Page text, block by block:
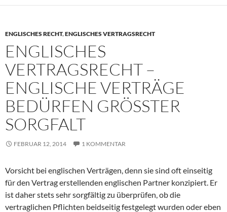
ENGLISCHES RECHT,ENGLISCHES VERTRAGSRECHT
ENGLISCHES
VERTRAGSRECHT –
ENGLISCHE VERTRÄGE
BEDÜRFEN GRÖSSTER S
ORGFALT
FEBRUAR 12, 2014 1 KOMMENTAR
Vorsicht bei englischen Verträgen, denn sie sind oft einseitig
für den Vertrag erstellenden englischen Partner konzipiert. Er
ist daher stets sehr sorgfältig zu überprüfen, ob die
vertraglichen Pflichten beidseitig festgelegt wurden oder eben